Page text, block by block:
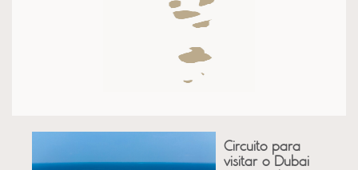
Circuito para
visitar o Dubai